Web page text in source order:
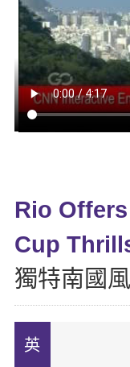
商用英文
英文檢定
TOEIC 多
能力養成
自然發音
開口溜英文
旅遊英文
基礎字彙
情境閱讀
英語俱樂部
ECAM
Let's Talk
日語
韓語
西班牙語
更多
一對一家教
企業訓練
英文部落格
多益秒學堂
影音學英文
師資團隊
學習分享
學員故事
活動花絮
校園贊助
Recruiting
Rio
Cup
獨特南國